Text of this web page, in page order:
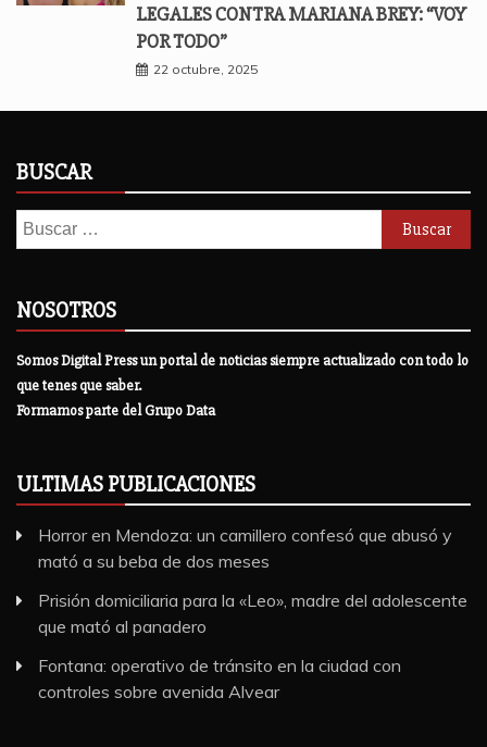
LEGALES CONTRA MARIANA BREY: “VOY
POR TODO”
22 octubre, 2025
BUSCAR
Buscar:
NOSOTROS
Somos Digital Press un portal de noticias siempre actualizado con todo lo
que tenes que saber.
Formamos parte del Grupo Data
ULTIMAS PUBLICACIONES
Horror en Mendoza: un camillero confesó que abusó y
mató a su beba de dos meses
Prisión domiciliaria para la «Leo», madre del adolescente
que mató al panadero
Fontana: operativo de tránsito en la ciudad con
controles sobre avenida Alvear